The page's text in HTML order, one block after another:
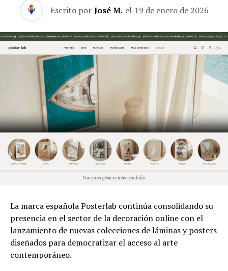
Escrito por José M. el 19 de enero de 2026
La marca española Posterlab continúa consolidando su
presencia en el sector de la decoración online con el
lanzamiento de nuevas colecciones de láminas y posters
diseñados para democratizar el acceso al arte
contemporáneo.